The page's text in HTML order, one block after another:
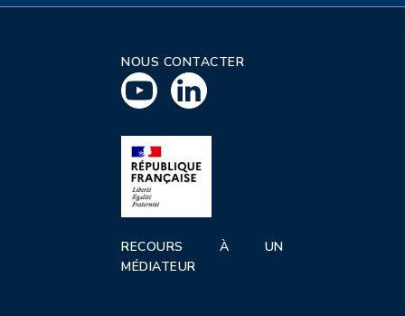
NOUS CONTACTER
RECOURS À UN
MÉDIATEUR